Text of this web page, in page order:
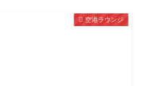
空港ラウンジ